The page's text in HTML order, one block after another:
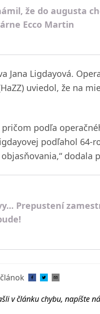
že do augusta
Ecco Martin
Jana Ligdayová.
uviedol, že na
podľa
podľahol 64-
dodala
Prepustení
v článku chybu, napíšte